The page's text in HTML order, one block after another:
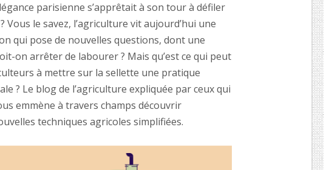
parisienne s’apprêtait à son tour à défiler
Vous le savez, l’agriculture vit aujourd’hui une
qui pose de nouvelles questions, dont une
on arrêter de labourer ? Mais qu’est ce qui peut
à mettre sur la sellette une pratique
? Le blog de l’agriculture expliquée par ceux qui
emmène à travers champs découvrir
techniques agricoles simplifiées.